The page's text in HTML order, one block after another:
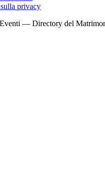
privacy
— Directory del